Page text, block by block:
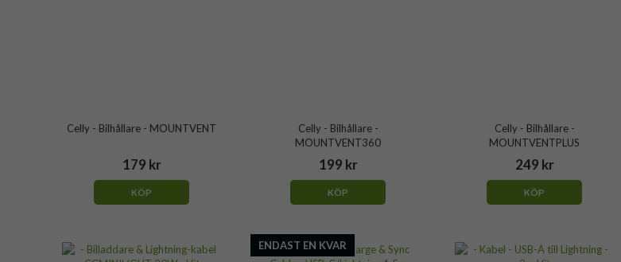
Celly - Bilhållare - MOUNTVENT
179 kr
KÖP
Celly - Bilhållare -
MOUNTVENT360
199 kr
KÖP
Celly - Bilhållare -
MOUNTVENTPLUS
249 kr
KÖP
ENDAST EN KVAR